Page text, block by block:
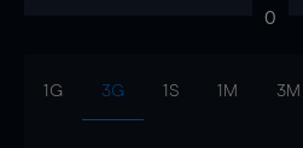
0
1G 3G 1S 1M 3M